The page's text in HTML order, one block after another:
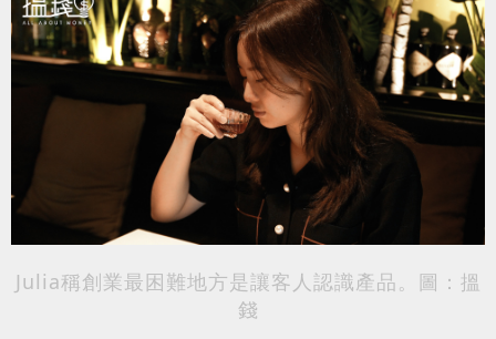
Julia稱創業最困難地方是讓客人認識產品。圖：搵
錢